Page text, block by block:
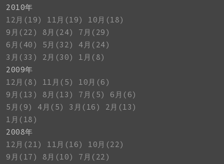
2010年
12月(19)
11月(19)
10月(18)
9月(22)
8月(24)
7月(29)
6月(40)
5月(32)
4月(24)
3月(33)
2月(30)
1月(8)
2009年
12月(8)
11月(5)
10月(6)
9月(13)
8月(13) 7月(5)
6月(6)
5月(9)
4月(5) 3月(16)
2月(13)
1月(18)
2008年
12月(21)
11月(16)
10月(22)
9月(17)
8月(10)
7月(22)